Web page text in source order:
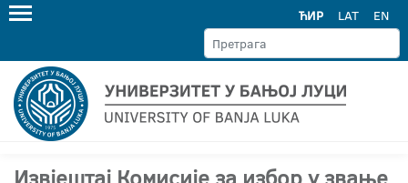
ЋИР LAT EN